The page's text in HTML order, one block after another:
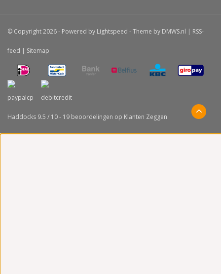
© Copyright 2026 - Powered by Lightspeed - Theme by DMWS.nl | RSS-
feed | Sitemap
Haddocks 9.5 / 10- 19 beoordelingen op Klanten Zeggen